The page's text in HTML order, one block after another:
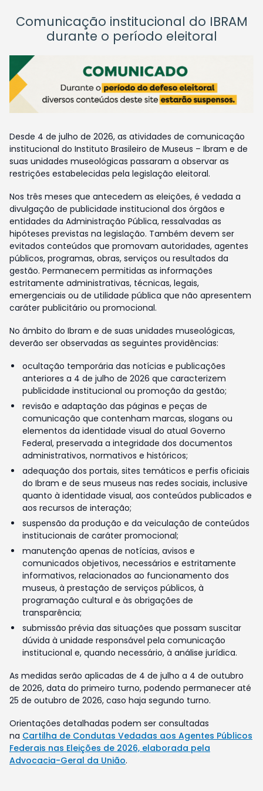
Comunicação institucional do IBRAM
durante o período eleitoral
Desde 4 de julho de 2026, as atividades de comunicação
institucional do Instituto Brasileiro de Museus – Ibram e de
suas unidades museológicas passaram a observar as
restrições estabelecidas pela legislação eleitoral.
Nos três meses que antecedem as eleições, é vedada a
divulgação de publicidade institucional dos órgãos e
entidades da Administração Pública, ressalvadas as
hipóteses previstas na legislação. Também devem ser
evitados conteúdos que promovam autoridades, agentes
públicos, programas, obras, serviços ou resultados da
gestão. Permanecem permitidas as informações
estritamente administrativas, técnicas, legais,
emergenciais ou de utilidade pública que não apresentem
caráter publicitário ou promocional.
No âmbito do Ibram e de suas unidades museológicas,
deverão ser observadas as seguintes providências:
ocultação temporária das notícias e publicações
anteriores a 4 de julho de 2026 que caracterizem
publicidade institucional ou promoção da gestão;
revisão e adaptação das páginas e peças de
comunicação que contenham marcas, slogans ou
elementos da identidade visual do atual Governo
Federal, preservada a integridade dos documentos
administrativos, normativos e históricos;
adequação dos portais, sites temáticos e perfis oficiais
do Ibram e de seus museus nas redes sociais, inclusive
quanto à identidade visual, aos conteúdos publicados e
aos recursos de interação;
suspensão da produção e da veiculação de conteúdos
institucionais de caráter promocional;
manutenção apenas de notícias, avisos e
comunicados objetivos, necessários e estritamente
informativos, relacionados ao funcionamento dos
museus, à prestação de serviços públicos, à
programação cultural e às obrigações de
transparência;
submissão prévia das situações que possam suscitar
dúvida à unidade responsável pela comunicação
institucional e, quando necessário, à análise jurídica.
As medidas serão aplicadas de 4 de julho a 4 de outubro
de 2026, data do primeiro turno, podendo permanecer até
25 de outubro de 2026, caso haja segundo turno.
Orientações detalhadas podem ser consultadas
na Cartilha de Condutas Vedadas aos Agentes Públicos
Federais nas Eleições de 2026, elaborada pela
Advocacia-Geral da União.